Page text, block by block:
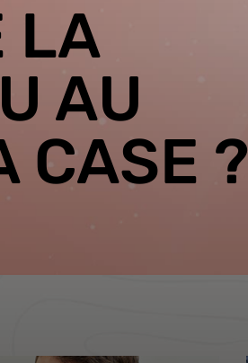
LA
AU
CASE ?